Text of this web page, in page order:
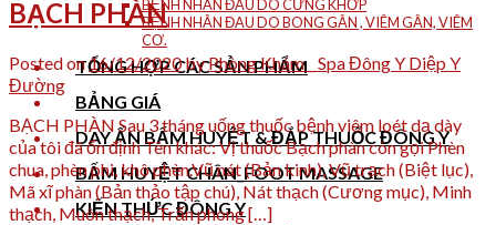
BỆNH NHÂN ĐAU DO CỨNG KHỚP
BỆNH NHÂN ĐAU DO BONG GÂN , VIÊM GÂN, VIÊM
CƠ.
TỔNG HỢP CÁC SẢN PHẨM
BẢNG GIÁ
DAY ẤN BẤM HUYỆT & ĐẮP THUỐC ĐÔNG Y
BẤM HUYỆT CHÂN_FOOT MASSAGE
KIẾN THỨC ĐÔNG Y
BẠCH PHÀN
Posted on16/12/2020byPhòng Khám _ Spa Đông Y Diệp Y
Đường
BẠCH PHÀN Sau 3 tháng uống thuốc bệnh viêm loét dạ dày
của tôi đã ổn định Tên khác: Vị thuốc Bạch phàn còn gọi Phèn
chua, phèn phi, khô phèn.Vũ nát (Bản kinh), Vũ trạch (Biệt lục),
Mã xĩ phàn (Bản thảo tập chú), Nát thạch (Cương mục), Minh
thạch, Muôn thạch, Trấn phong […]